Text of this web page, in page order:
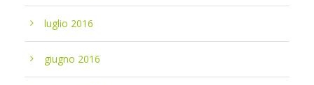
luglio 2016
giugno 2016